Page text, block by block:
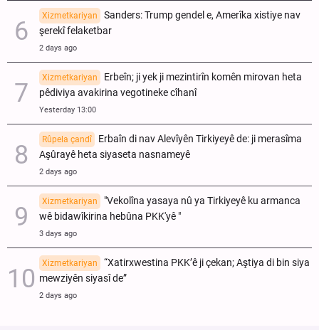
Xizmetkariyan
Sanders: Trump gendel e, Amerîka xistiye nav
şerekî felaketbar
2 days ago
Xizmetkariyan
Erbeîn; ji yek ji mezintirîn komên mirovan heta
pêdiviya avakirina vegotineke cîhanî
Yesterday 13:00
Rûpela çandî
Erbaîn di nav Alevîyên Tirkiyeyê de: ji merasîma
Aşûrayê heta siyaseta nasnameyê
2 days ago
Xizmetkariyan
"Vekolîna yasaya nû ya Tirkiyeyê ku armanca
wê bidawîkirina hebûna PKK'yê "
3 days ago
Xizmetkariyan
“Xatirxwestina PKK’ê ji çekan; Aştiya di bin siya
mewziyên siyasî de”
2 days ago